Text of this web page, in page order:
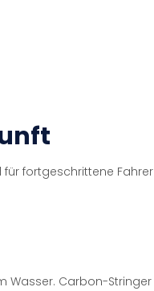
fortgeschrittene
Wasser. Carbon-